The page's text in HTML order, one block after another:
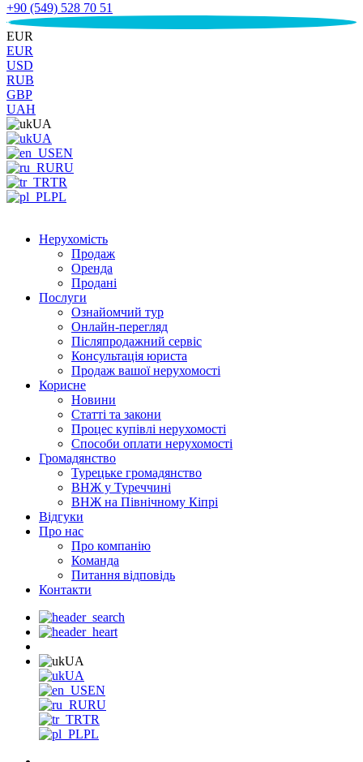
+90 (549) 528 70 51
€
EUR
EUR
USD
RUB
GBP
UAH
UA
UA
EN
RU
TR
PL
Нерухомість
Продаж
Оренда
Продані
Послуги
Ознайомчий тур
Онлайн-перегляд
Післяпродажний сервіс
Консультація юриста
Продаж вашої нерухомості
Корисне
Новини
Статті та закони
Процес купівлі нерухомості
Способи оплати нерухомості
Громадянство
Турецьке громадянство
ВНЖ у Туреччині
ВНЖ на Північному Кіпрі
Відгуки
Про нас
Про компанію
Команда
Питання відповідь
Контакти
UA
UA
EN
RU
TR
PL